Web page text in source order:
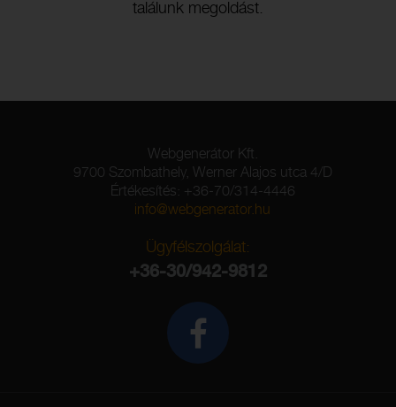
találunk megoldást.
Webgenerátor Kft.
9700 Szombathely, Werner Alajos utca 4/D
Értékesítés: +36-70/314-4446
info@webgenerator.hu
Ügyfélszolgálat:
+36-30/942-9812